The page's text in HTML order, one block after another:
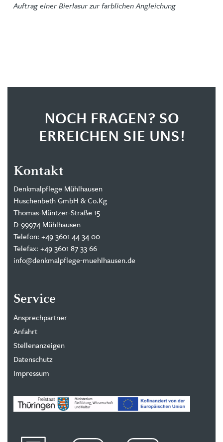
Auftrag einer Bierlasur zur farblichen Angleichung
NOCH FRAGEN? SO
ERREICHEN SIE UNS!
Kontakt
Denkmalpflege Mühlhausen
Huschenbeth GmbH & Co.Kg
Thomas-Müntzer-Straße 15
D-99974 Mühlhausen
Telefon: +49 3601 44 34 00
Telefax: +49 3601 87 33 66
info@denkmalpflege-muehlhausen.de
Service
Ansprechpartner
Anfahrt
Stellenanzeigen
Datenschutz
Impressum